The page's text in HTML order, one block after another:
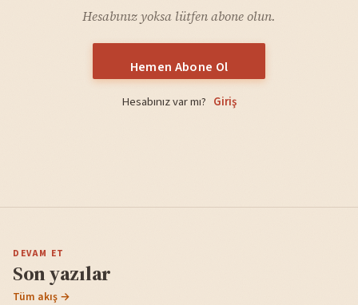
Hesabınız yoksa lütfen abone olun.
Hemen Abone Ol
Hesabınız var mı? Giriş
DEVAM ET
Son yazılar
Tüm akış →